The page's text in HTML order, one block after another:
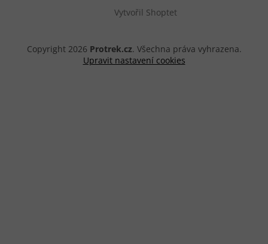
Vytvořil Shoptet
Copyright 2026 Protrek.cz. Všechna práva vyhrazena.
Upravit nastavení cookies